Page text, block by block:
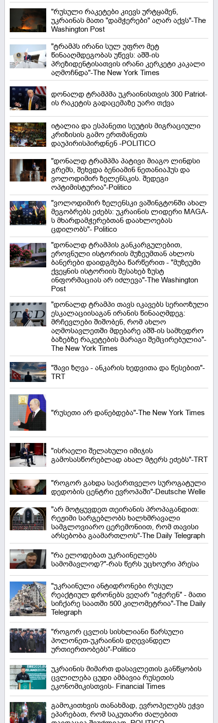
"რუსული რაკეტები კიევს ურტყამენ,
უკრაინას მათი "დამჭერები" აღარ აქვს"-The
Washington Post
"ტრამპს ირანი სულ უფრო მეტ
წინააღმდეგობას უწევს: აშშ-ის
პრეზიდენტისათვის ირანი კერკეტი კაკალი
აღმოჩნდა"-The New York Times
დონალდ ტრამპმა უკრაინისთვის 300 Patriot-
ის რაკეტის გადაცემაზე უარი თქვა
იტალია და ესპანეთი სეუტის მიგრაციული
კრიზისის გამო ერთმანეთს
დაუპირისპირდნენ -POLITICO
"დონალდ ტრამპმა პატივი მიაგო ლინდსი
გრემს, შეხვდა ბენიამინ ნეთანიაჰუს და
ვოლოდიმირ ზელენსკის. შედეგი
ოპტიმისტურია"-Politico
"ვოლოდიმირ ზელენსკი ვაშინგტონში ახალ
მეგობრებს ეძებს: უკრაინის ლიდერი MAGA-
ს მხარდამჭერებთან დაახლოებას
ცდილობს"- Politico
"დონალდ ტრამპის განკარგულებით,
ეროვნული ისტორიის მუზეუმთან ახლოს
ბანერები დაიდგმება წარწერით - "მუზეუმი
ქვეყნის ისტორიის შესახებ ზუსტ
ინფორმაციას არ იძლევა"-The Washington
Post
"დონალდ ტრამპი თავს იკავებს სერიოზული
ესკალაციისაგან ირანის წინააღმდეგ:
მრჩევლები შიშობენ, რომ ახლო
აღმოსავლეთში მდებარე აშშ-ის სამხედრო
ბაზებზე რაკეტების მარაგი შემცირებულია"-
The New York Times
"შავი ზღვა - ანკარის ხედვითა და წესებით"-
TRT
"რუსეთი არ დანებდება"-The New York Times
"ისრაელი შელახული იმიჯის
გამოსასწორებლად ახალ მტერს ეძებს"-TRT
"როგორ გახდა საქართველო სუროგატული
დედობის ცენტრი ევროპაში"-Deutsche Welle
"არ მოტყუვდეთ თეირანის პროპაგანდით:
რეჟიმი სარგებლობს ხალხმრავალი
სამგლოვიარო ცერემონიით, რომ თავისი
არსებობა გაამართლოს"-The Daily Telegraph
"რა ელოდებათ უკრაინელებს
სამომავლოდ?"-რას წერს უცხოური პრესა
"უკრაინული ანტიდრონები რუსულ
რეაქტიულ დრონებს ვეღარ "იჭერენ" - მათი
სიჩქარე საათში 500 კილომეტრია"-The Daily
Telegraph
"როგორ ცვლის სისხლიანი წარსული
პოლონეთ-უკრაინის დღევანდელ
ურთიერთობებს"-Politico
უკრაინის მიმართ დასავლეთის განწყობის
ცვლილება ცუდი ამბავია რუსეთის
ეკონომიკისთვის- Financial Times
გამოკითხვის თანახმად, ევროპელებს ეჭვი
ეპარებათ, რომ საკუთარი ძალებით